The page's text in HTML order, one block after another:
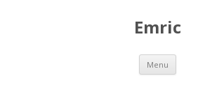
Emric
Menu Spring
de